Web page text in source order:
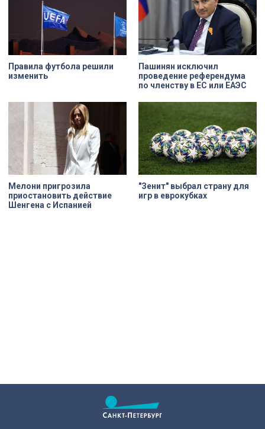
Правила футбола решили
изменить
Пашинян исключил
проведение референдума
по членству в ЕС или ЕАЭС
Мелони пригрозила
приостановить действие
Шенгена с Испанией
"Зенит" выбрал страну для
игр в еврокубках